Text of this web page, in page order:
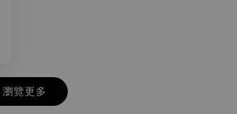
瀏覽更多